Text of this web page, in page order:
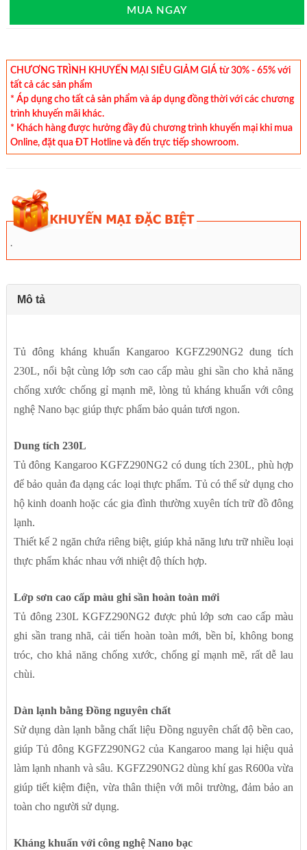
MUA NGAY
CHƯƠNG TRÌNH KHUYẾN MẠI SIÊU GIẢM GIÁ từ 30% - 65% với
tất cả các sản phẩm
* Áp dụng cho tất cả sản phẩm và áp dụng đồng thời với các chương
trình khuyến mãi khác.
* Khách hàng được hưởng đầy đủ chương trình khuyến mại khi mua
Online, đặt qua ĐT Hotline và đến trực tiếp showroom.
.
Mô tả
Tủ đông kháng khuẩn Kangaroo KGFZ290NG2 dung tích
230L, nổi bật cùng lớp sơn cao cấp màu ghi sần cho khả năng
chống xước chống gỉ mạnh mẽ, lòng tủ kháng khuẩn với công
nghệ Nano bạc giúp thực phẩm bảo quản tươi ngon.
Dung tích 230L
Tủ đông Kangaroo KGFZ290NG2 có dung tích 230L, phù hợp
để bảo quản đa dạng các loại thực phẩm. Tủ có thể sử dụng cho
hộ kinh doanh hoặc các gia đình thường xuyên tích trữ đồ đông
lạnh.
Thiết kế 2 ngăn chứa riêng biệt, giúp khả năng lưu trữ nhiều loại
thực phẩm khác nhau với nhiệt độ thích hợp.
Lớp sơn cao cấp màu ghi sần hoàn toàn mới
Tủ đông 230L KGFZ290NG2 được phủ lớp sơn cao cấp màu
ghi sần trang nhã, cải tiến hoàn toàn mới, bền bỉ, không bong
tróc, cho khả năng chống xước, chống gỉ mạnh mẽ, rất dễ lau
chùi.
Dàn lạnh bằng Đồng nguyên chất
Sử dụng dàn lạnh bằng chất liệu Đồng nguyên chất độ bền cao,
giúp Tủ đông KGFZ290NG2 của Kangaroo mang lại hiệu quả
làm lạnh nhanh và sâu. KGFZ290NG2 dùng khí gas R600a vừa
giúp tiết kiệm điện, vừa thân thiện với môi trường, đảm bảo an
toàn cho người sử dụng.
Kháng khuẩn với công nghệ Nano bạc